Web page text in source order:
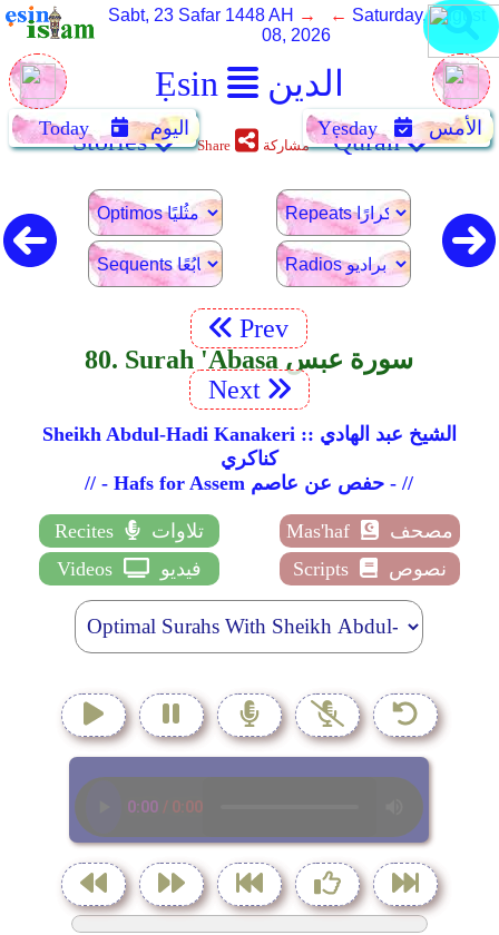
Ẹsin الدين
Sabt, 23 Safar 1448 AH → ← Saturday, August
08, 2026
Today اليوم Yẹsday الأمس Stories Share مشاركة Quran
Prev
80. Surah 'Abasa سورة عبس
Next
Sheikh Abdul-Hadi Kanakeri :: الشيخ عبد الهادي
كناكري
// - Hafs for Assem حفص عن عاصم - //
Recites تلاوات Mas'haf
مصحف
Videos
فيديو Scripts نصوص